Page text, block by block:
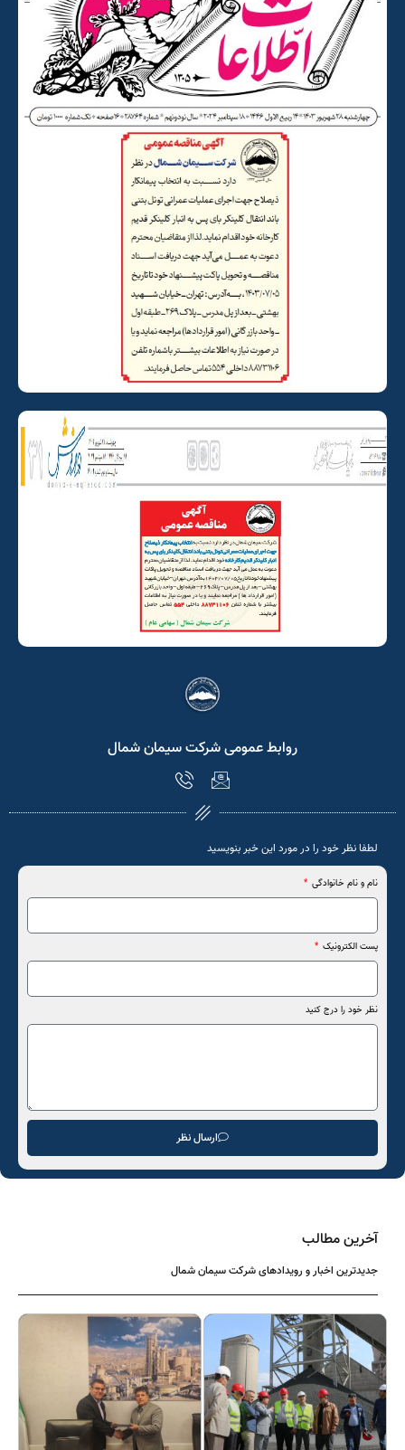
روابط عمومی شرکت سیمان شمال
لطفا نظر خود را در مورد این خبر بنویسید
نام و نام خانوادگی
پست الکترونیک
نظر خود را درج کنید
ارسال نظر
آخرین مطالب
جدیدترین اخبار و رویدادهای شرکت سیمان شمال